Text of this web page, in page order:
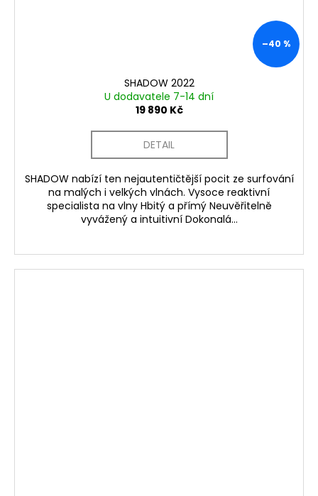
–40 %
SHADOW 2022
U dodavatele 7-14 dní
19 890 Kč
DETAIL
SHADOW nabízí ten nejautentičtější pocit ze surfování
na malých i velkých vlnách. Vysoce reaktivní
specialista na vlny Hbitý a přímý Neuvěřitelně
vyvážený a intuitivní Dokonalá...